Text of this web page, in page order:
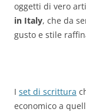
oggetti di vero
in Italy, che da
gusto e stile
I set di scrittura
economico a